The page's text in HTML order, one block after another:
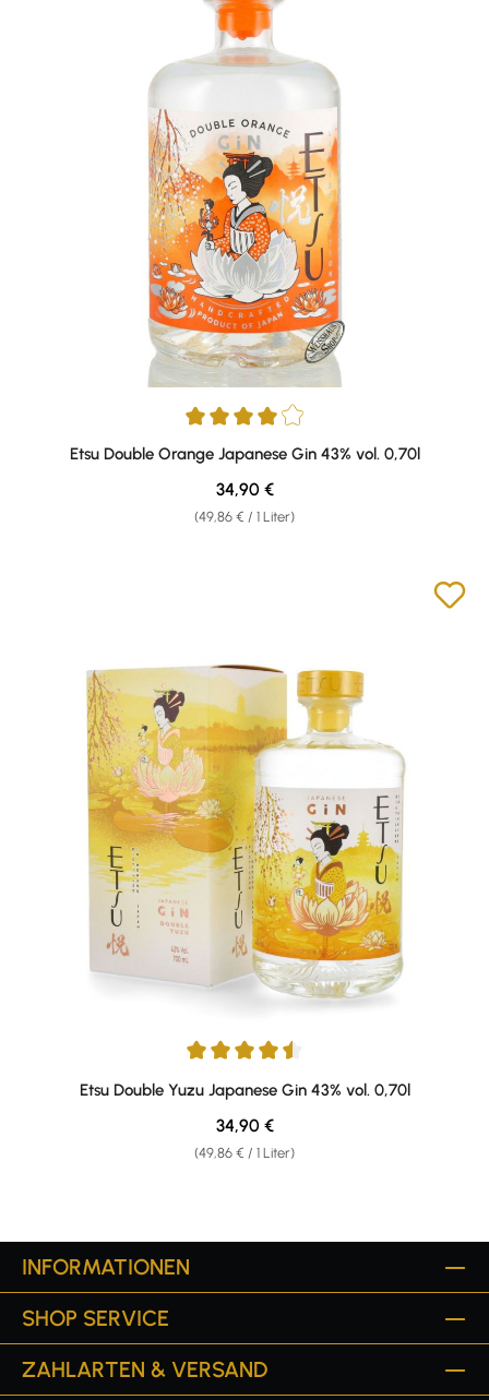
Durchschnittliche Bewertung von 4 von 5 Sternen
Etsu Double Orange Japanese Gin 43% vol. 0,70l
(49,86 € / 1 Liter)
Regulärer Preis:
34,90 €
Durchschnittliche Bewertung von 4.57 von 5 Sternen
Etsu Double Yuzu Japanese Gin 43% vol. 0,70l
(49,86 € / 1 Liter)
Regulärer Preis:
34,90 €
INFORMATIONEN
SHOP SERVICE
ZAHLARTEN & VERSAND